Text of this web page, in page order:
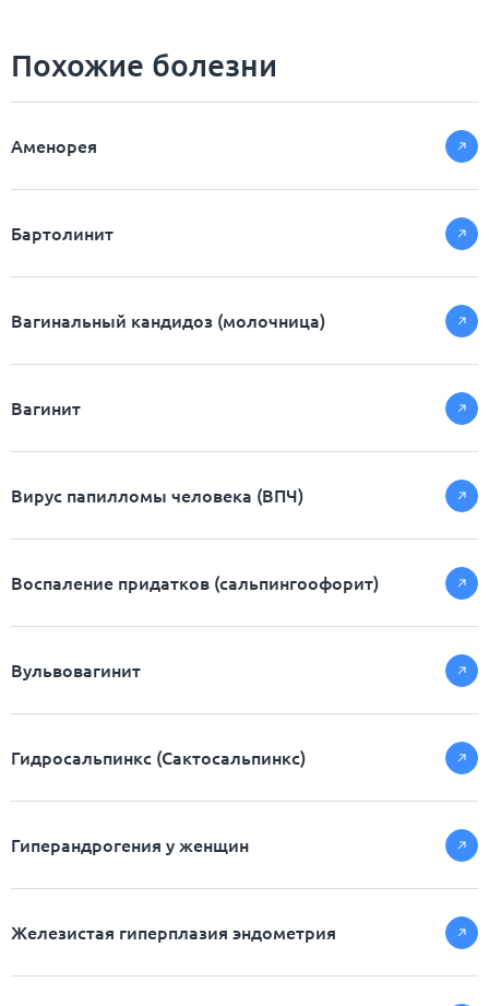
Похожие болезни
Аменорея
Бартолинит
Вагинальный кандидоз (молочница)
Вагинит
Вирус папилломы человека (ВПЧ)
Воспаление придатков (сальпингоофорит)
Вульвовагинит
Гидросальпинкс (Сактосальпинкс)
Гиперандрогения у женщин
Железистая гиперплазия эндометрия